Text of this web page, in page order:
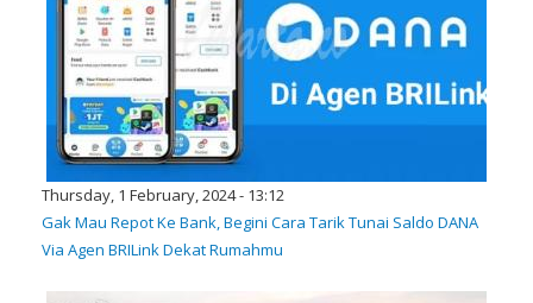
Thursday, 1 February, 2024 - 13:12
Gak Mau Repot Ke Bank, Begini Cara Tarik Tunai Saldo DANA
Via Agen BRILink Dekat Rumahmu